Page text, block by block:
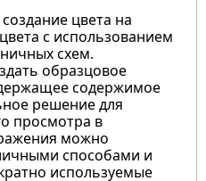
цвета на
с использованием
схем.
образцовое
содержимое
решение для
просмотра в
можно
способами и
используемые